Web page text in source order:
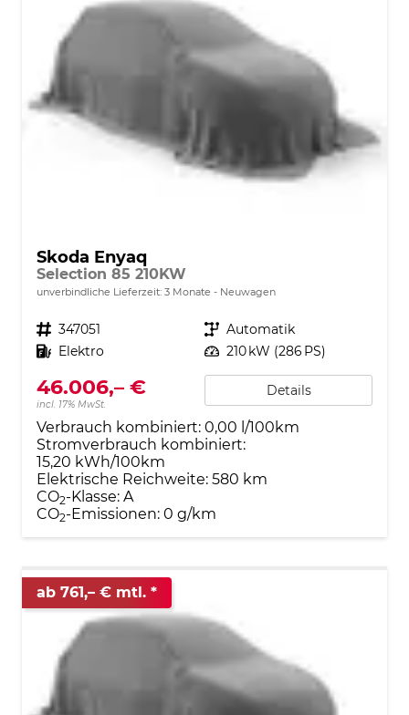
Skoda Enyaq
Selection 85 210KW
unverbindliche Lieferzeit: 3 Monate Neuwagen
Fahrzeugnr. 347051 Getriebe Automatik
Kraftstoff Elektro Leistung 210 kW (286 PS)
46.006,– €
incl. 17% MwSt.
Details
Verbrauch kombiniert: 0,00 l/100km
Stromverbrauch kombiniert:
15,20 kWh/100km
Elektrische Reichweite: 580 km
CO2-Klasse: A
CO2-Emissionen: 0 g/km
ab 761,– € mtl.